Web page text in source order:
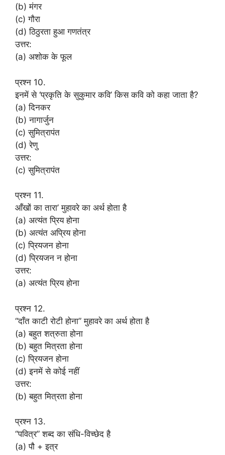
(b) मंगर
(c) गौरा
(d) ठिठुरता हुआ गणतंत्र
उत्तर:
(a) अशोक के फूल
प्रश्न 10.
इनमें से ‘प्रकृति के सुकुमार कवि’ किस कवि को कहा जाता है?
(a) दिनकर
(b) नागार्जुन
(c) सुमित्रापंत
(d) रेणु
उत्तर:
(c) सुमित्रापंत
प्रश्न 11.
आँखों का तारा’ मुहावरे का अर्थ होता है
(a) अत्यंत प्रिय होना
(b) अत्यंत अप्रिय होना
(c) प्रियजन होना
(d) प्रियजन न होना
उत्तर:
(a) अत्यंत प्रिय होना
प्रश्न 12.
“दाँत काटी रोटी होना” मुहावरे का अर्थ होता है
(a) बहुत शत्रुता होना
(b) बहुत मित्रता होना
(c) प्रियजन होना
(d) इनमें से कोई नहीं
उत्तर:
(b) बहुत मित्रता होना
प्रश्न 13.
“पवित्र” शब्द का संधि-विच्छेद है
(a) पौ + इत्र